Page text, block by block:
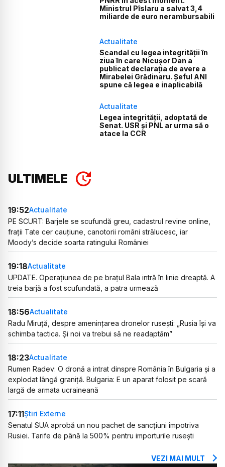
Ministrul Pîslaru a salvat 3,4
miliarde de euro nerambursabili
Actualitate
Scandal cu legea integrității în
ziua în care Nicușor Dan a
publicat declarația de avere a
Mirabelei Grădinaru. Șeful ANI
spune că legea e inaplicabilă
Actualitate
Legea integrității, adoptată de
Senat. USR și PNL ar urma să o
atace la CCR
ULTIMELE
19:52Actualitate
PE SCURT: Barjele se scufundă greu, cadastrul revine online,
frații Tate cer cauțiune, canotorii români strălucesc, iar
Moody’s decide soarta ratingului României
19:18Actualitate
UPDATE. Operațiunea de pe brațul Bala intră în linie dreaptă. A
treia barjă a fost scufundată, a patra urmează
18:56Actualitate
Radu Miruță, despre amenințarea dronelor rusești: „Rusia își va
schimba tactica. Și noi va trebui să ne readaptăm”
18:23Actualitate
Rumen Radev: O dronă a intrat dinspre România în Bulgaria și a
explodat lângă graniță. Bulgaria: E un aparat folosit pe scară
largă de armata ucraineană
17:11Știri Externe
Senatul SUA aprobă un nou pachet de sancțiuni împotriva
Rusiei. Tarife de până la 500% pentru importurile rusești
VEZI MAI MULT